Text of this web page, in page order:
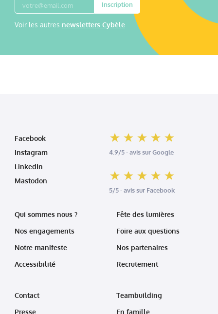
Inscription
Voir les autres newsletters Cybèle
Qui sommes nous ?
Nos engagements
Notre manifeste
Accessibilité
Fête des lumières
Foire aux questions
Nos partenaires
Recrutement
Contact
Presse
Teambuilding
En famille
4.9/5 - avis sur Google
5/5 - avis sur Facebook
Facebook
Instagram
LinkedIn
Mastodon